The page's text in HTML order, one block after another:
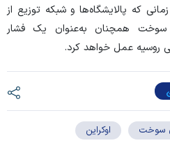
که پالایشگاه‌ها و شبکه توزیع از
همچنان به‌عنوان یک فشار
روسیه عمل خواهد کرد.
سوخت
اوکراین